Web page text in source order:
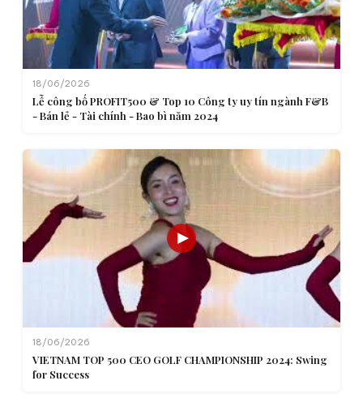
18/06/2026
Lễ công bố PROFIT500 & Top 10 Công ty uy tín ngành F&B
- Bán lẻ - Tài chính - Bao bì năm 2024
18/06/2026
VIETNAM TOP 500 CEO GOLF CHAMPIONSHIP 2024: Swing
for Success